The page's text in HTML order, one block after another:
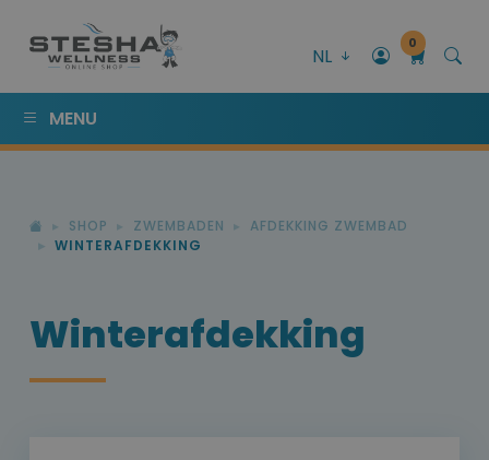
NL
0
MENU
SHOP ZWEMBADEN
AFDEKKING ZWEMBAD
WINTERAFDEKKING
Winterafdekking